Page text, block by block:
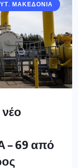
ΜΑΚΕΔΟΝΙΑ
– 69 από